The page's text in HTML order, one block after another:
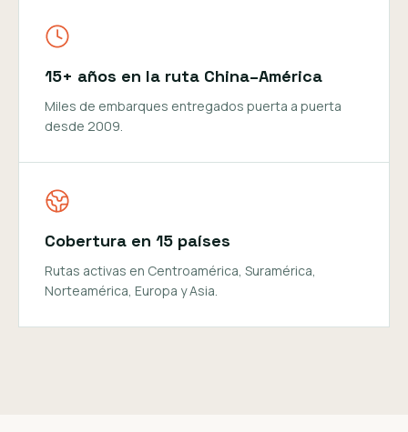
15+ años en la ruta China–América
Miles de embarques entregados puerta a puerta
desde 2009.
Cobertura en 15 países
Rutas activas en Centroamérica, Suramérica,
Norteamérica, Europa y Asia.